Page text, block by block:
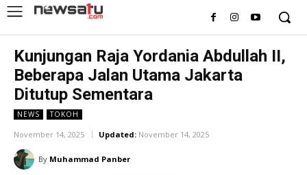
Kunjungan Raja Yordania Abdullah II,
Beberapa Jalan Utama Jakarta
Ditutup Sementara
NEWS TOKOH
November 14, 2025 Updated: November 14, 2025
By Muhammad Panber